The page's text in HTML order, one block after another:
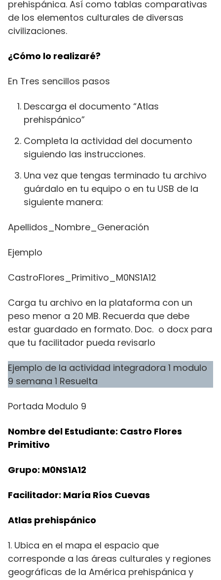
prehispánica. Así como tablas comparativas
de los elementos culturales de diversas
civilizaciones.
¿Cómo lo realizaré?
En Tres sencillos pasos
Descarga el documento “Atlas
prehispánico”
Completa la actividad del documento
siguiendo las instrucciones.
Una vez que tengas terminado tu archivo
guárdalo en tu equipo o en tu USB de la
siguiente manera:
Apellidos_Nombre_Generación
Ejemplo
CastroFlores_Primitivo_M0NS1A12
Carga tu archivo en la plataforma con un
peso menor a 20 MB. Recuerda que debe
estar guardado en formato. Doc. o docx para
que tu facilitador pueda revisarlo
Ejemplo de la actividad integradora 1 modulo
9 semana 1 Resuelta
Portada Modulo 9
Nombre del Estudiante: Castro Flores
Primitivo
Grupo: M0NS1A12
Facilitador: María Ríos Cuevas
Atlas prehispánico
1. Ubica en el mapa el espacio que
corresponde a las áreas culturales y regiones
geográficas de la América prehispánica y